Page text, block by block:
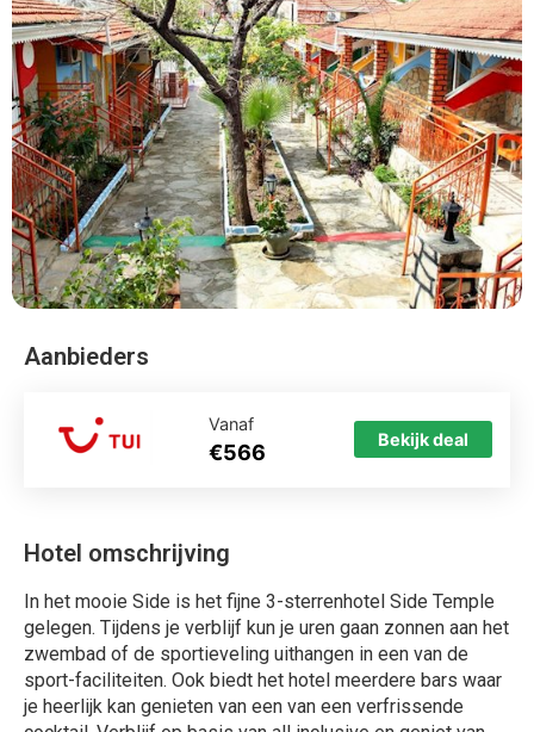
Hotel omschrijving
In het mooie Side is het fijne 3-sterrenhotel Side Temple
gelegen. Tijdens je verblijf kun je uren gaan zonnen aan het
zwembad of de sportieveling uithangen in een van de
sport-faciliteiten. Ook biedt het hotel meerdere bars waar
je heerlijk kan genieten van een van een verfrissende
Aanbieders
Vanaf
€566 Bekijk deal